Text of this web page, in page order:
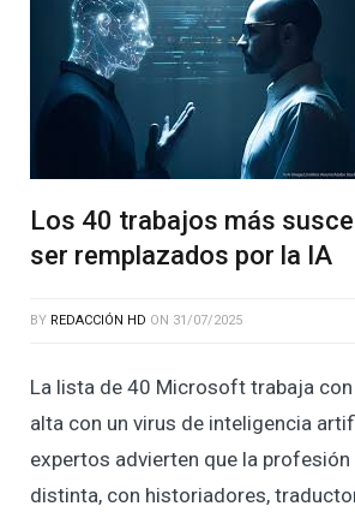
Los 40 trabajos más
ser remplazados por la IA
BY REDACCIÓN HD ON 31/07/2025
La lista de 40 Microsoft trabaja
alta con un virus de inteligencia
expertos advierten que la profesión
distinta, con historiadores,